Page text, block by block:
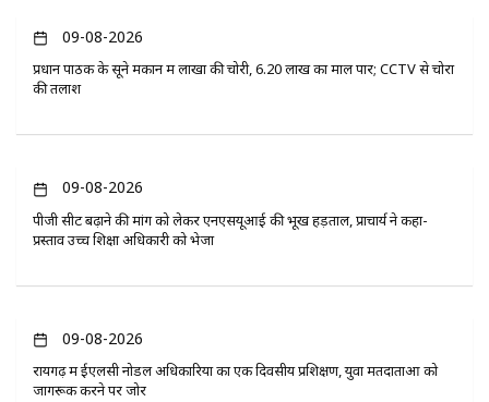
09-08-2026
प्रधान पाठक के सूने मकान में लाखों की चोरी, 6.20 लाख का माल पार; CCTV से चोरों
की तलाश
09-08-2026
पीजी सीट बढ़ाने की मांग को लेकर एनएसयूआई की भूख हड़ताल, प्राचार्य ने कहा-
प्रस्ताव उच्च शिक्षा अधिकारी को भेजा
09-08-2026
रायगढ़ में ईएलसी नोडल अधिकारियों का एक दिवसीय प्रशिक्षण, युवा मतदाताओं को
जागरूक करने पर जोर